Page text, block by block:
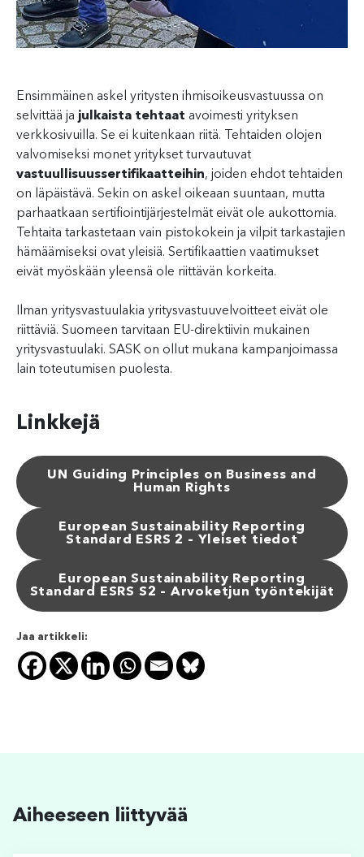
Ensimmäinen askel yritysten ihmisoikeusvastuussa on
selvittää ja julkaista tehtaat avoimesti yrityksen
verkkosivuilla. Se ei kuitenkaan riitä. Tehtaiden olojen
valvomiseksi monet yritykset turvautuvat
vastuullisuussertifikaatteihin, joiden ehdot tehtaiden
on läpäistävä. Sekin on askel oikeaan suuntaan, mutta
parhaatkaan sertifiointijärjestelmät eivät ole aukottomia.
Tehtaita tarkastetaan vain pistokokein ja vilpit tarkastajien
hämäämiseksi ovat yleisiä. Sertifikaattien vaatimukset
eivät myöskään yleensä ole riittävän korkeita.
Ilman yritysvastuulakia yritysvastuuvelvoitteet eivät ole
riittäviä. Suomeen tarvitaan EU-direktiivin mukainen
yritysvastuulaki. SASK on ollut mukana kampanjoimassa
lain toteutumisen puolesta.
Linkkejä
UN Guiding Principles on Business and
Human Rights
European Sustainability Reporting
Standard ESRS 2 – Yleiset tiedot
European Sustainability Reporting
Standard ESRS S2 – Arvoketjun työntekijät
Jaa artikkeli:
Aiheeseen liittyvää